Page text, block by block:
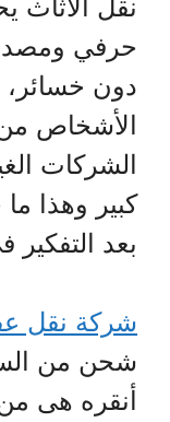
نقل الأثاث
حرفي
دون
الأشخاص من
الشركات
كبير وهذا
بعد
شركة نقل
شحن من
أنقره هى